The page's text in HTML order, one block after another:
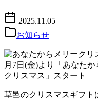
2025.11.05
お知らせ
月7日(金)より「あなた
クリスマス」スタート
草邑のクリスマスギフト